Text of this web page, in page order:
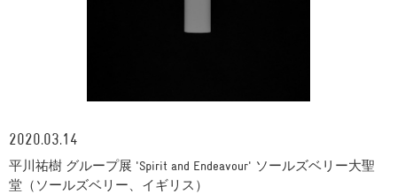
2020.03.14
平川祐樹 グループ展 'Spirit and Endeavour' ソールズベリー大聖
堂（ソールズベリー、イギリス）